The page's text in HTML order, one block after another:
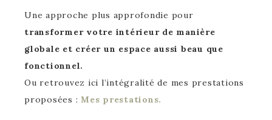
Une approche plus approfondie pour
transformer votre intérieur de manière
globale et créer un espace aussi beau que
fonctionnel.
Ou retrouvez ici l’intégralité de mes prestations
proposées : Mes prestations.